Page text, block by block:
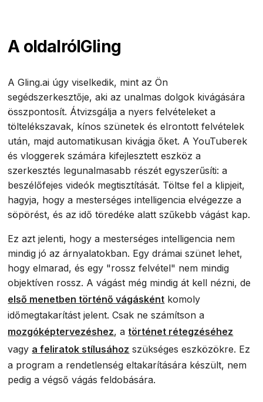
A oldalrólGling
A Gling.ai úgy viselkedik, mint az Ön
segédszerkesztője, aki az unalmas dolgok kivágására
összpontosít. Átvizsgálja a nyers felvételeket a
töltelékszavak, kínos szünetek és elrontott felvételek
után, majd automatikusan kivágja őket. A YouTuberek
és vloggerek számára kifejlesztett eszköz a
szerkesztés legunalmasabb részét egyszerűsíti: a
beszélőfejes videók megtisztítását. Töltse fel a klipjeit,
hagyja, hogy a mesterséges intelligencia elvégezze a
söpörést, és az idő töredéke alatt szűkebb vágást kap.
Ez azt jelenti, hogy a mesterséges intelligencia nem
mindig jó az árnyalatokban. Egy drámai szünet lehet,
hogy elmarad, és egy "rossz felvétel" nem mindig
objektíven rossz. A vágást még mindig át kell nézni, de
első menetben történő vágásként komoly
időmegtakarítást jelent. Csak ne számítson a
mozgóképtervezéshez, a történet rétegzéséhez
vagy a feliratok stílusához szükséges eszközökre. Ez
a program a rendetlenség eltakarítására készült, nem
pedig a végső vágás feldobására.